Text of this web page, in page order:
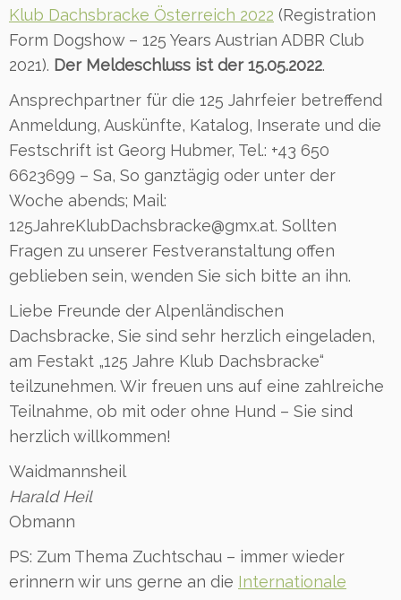
Klub Dachsbracke Österreich 2022 (Registration
Form Dogshow – 125 Years Austrian ADBR Club
2021). Der Meldeschluss ist der 15.05.2022.
Ansprechpartner für die 125 Jahrfeier betreffend
Anmeldung, Auskünfte, Katalog, Inserate und die
Festschrift ist Georg Hubmer, Tel.: +43 650
6623699 – Sa, So ganztägig oder unter der
Woche abends; Mail:
125JahreKlubDachsbracke@gmx.at. Sollten
Fragen zu unserer Festveranstaltung offen
geblieben sein, wenden Sie sich bitte an ihn.
Liebe Freunde der Alpenländischen
Dachsbracke, Sie sind sehr herzlich eingeladen,
am Festakt „125 Jahre Klub Dachsbracke“
teilzunehmen. Wir freuen uns auf eine zahlreiche
Teilnahme, ob mit oder ohne Hund – Sie sind
herzlich willkommen!
Waidmannsheil
Harald Heil
Obmann
PS: Zum Thema Zuchtschau – immer wieder
erinnern wir uns gerne an die Internationale